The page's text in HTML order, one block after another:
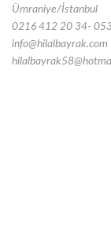
Ümraniye/İstanbul
0216 412 20 34-
info@hilalbayrak.com